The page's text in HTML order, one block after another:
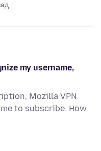
my username,
Mozilla VPN
to subscribe. How